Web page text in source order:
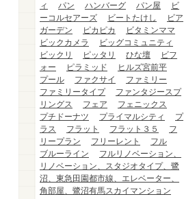
ィ
パン ハンバーグ パン屋
ビ
ーコルセアーズ
ビートたけし
ビア
ガーデン
ピカピカ
ビタミンママ
ビックカメラ
ビッグコミュニティ
ビックリ
ピッタリ ひな壇
ビフ
ォー
ピラミッド
ヒルズ宮前平
プール
ファクサイ
ファミリー
ファミリータイプ
ファンタジースプ
リングス
フェア
フェニックス
プチドーナツ
プライマルシティ
プ
ラス
フラット フラット３５
フ
リープラン
フリーレント
フル
ブルーライン
フルリノベーション、
リノベーション、スタジオタイプ、鷺
沼、東急田園都市線、エレベーター、
角部屋、鷺沼有馬スカイマンション